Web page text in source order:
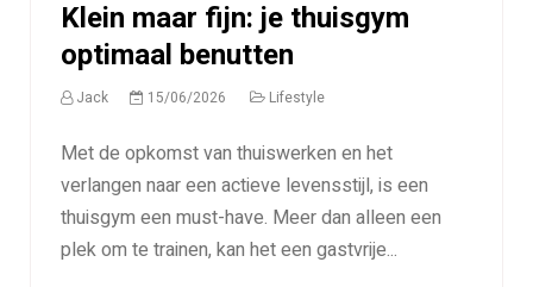
Klein maar fijn: je thuisgym
optimaal benutten
Jack 15/06/2026 Lifestyle
Met de opkomst van thuiswerken en het
verlangen naar een actieve levensstijl, is een
thuisgym een must-have. Meer dan alleen een
plek om te trainen, kan het een gastvrije...